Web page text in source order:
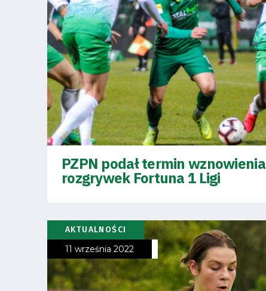
Sklep
Sponsorzy
Trybuny
Polityka
prywatności
Regulaminy
Aleja
Warciarzy
PZPN podał termin wznowienia
rozgrywek Fortuna 1 Ligi
AKTUALNOŚCI
11 września 2022